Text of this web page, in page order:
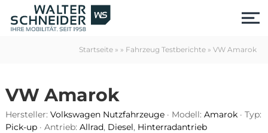
Startseite » » Fahrzeug Testberichte »VW Amarok
VW Amarok
Hersteller: Volkswagen Nutzfahrzeuge · Modell: Amarok · Typ:
Pick-up · Antrieb: Allrad, Diesel, Hinterradantrieb